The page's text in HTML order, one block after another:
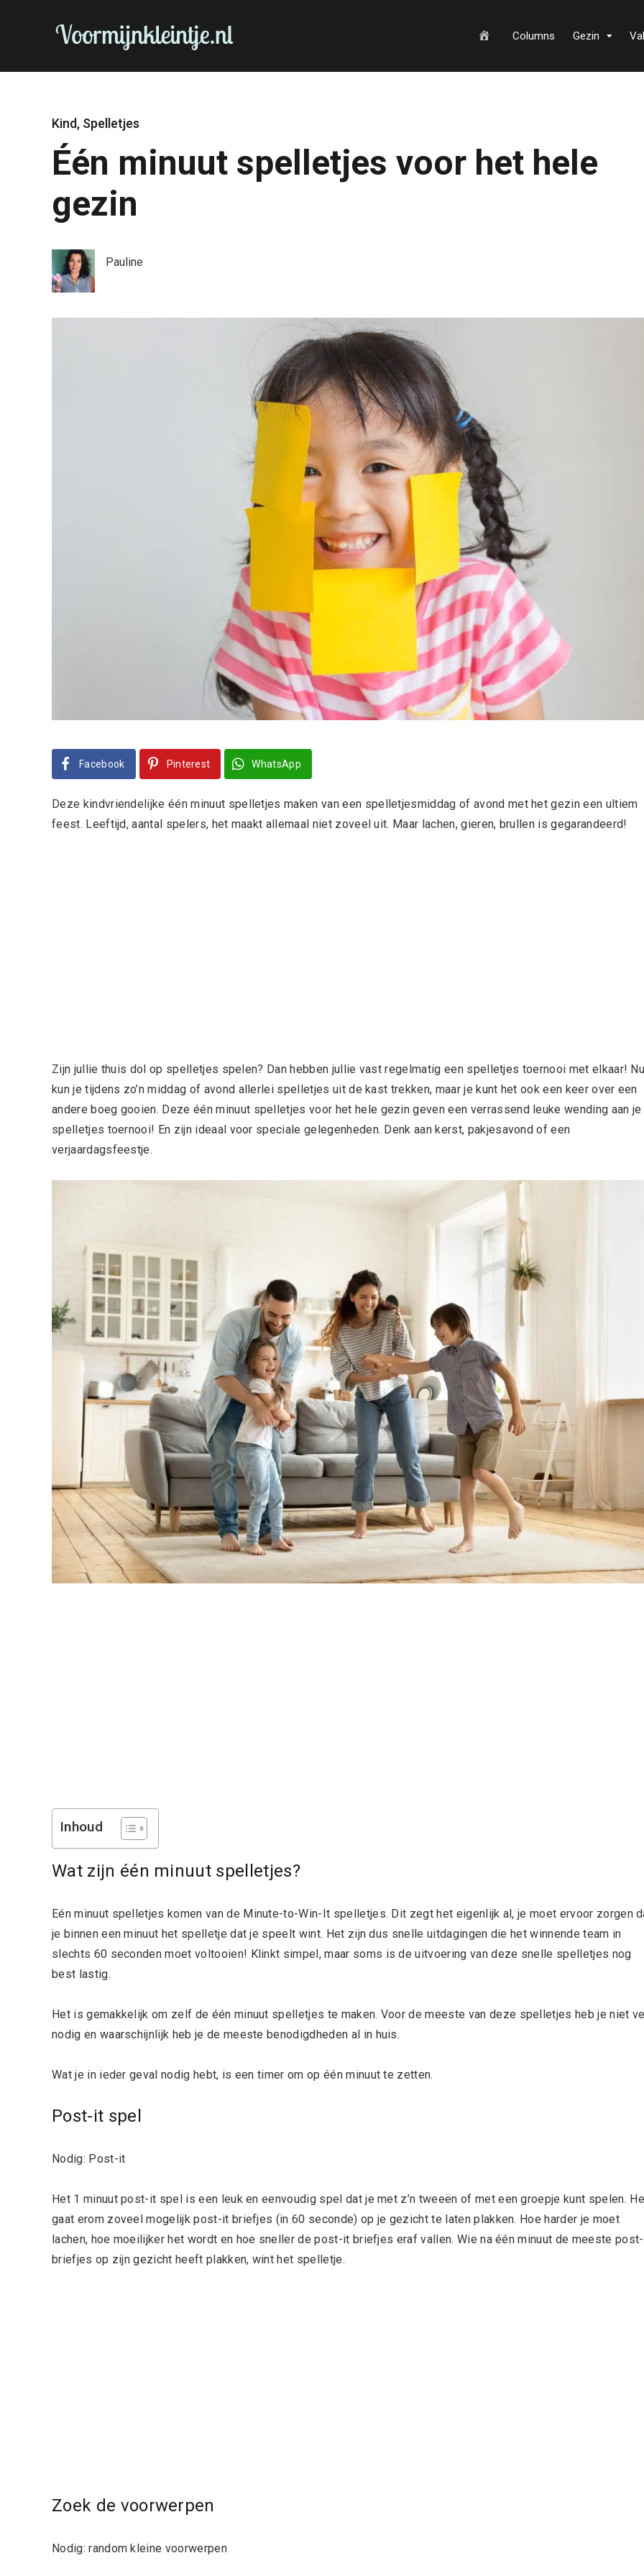
m
Columns Gezin
Kind, Spelletjes
Één minuut spelletjes voor het hele
gezin
Pauline
Facebook Pinterest WhatsApp
Deze kindvriendelijke één minuut spelletjes maken van een spelletjesmiddag of avond met het gezin een ultiem
feest. Leeftijd, aantal spelers, het maakt allemaal niet zoveel uit. Maar lachen, gieren, brullen is gegarandeerd!
Zijn jullie thuis dol op spelletjes spelen? Dan hebben jullie vast regelmatig een spelletjes toernooi met elkaar!
kun je tijdens zo’n middag of avond allerlei spelletjes uit de kast trekken, maar je kunt het ook een keer over een
andere boeg gooien. Deze één minuut spelletjes voor het hele gezin geven een verrassend leuke wending aan je
spelletjes toernooi! En zijn ideaal voor speciale gelegenheden. Denk aan kerst, pakjesavond of een
verjaardagsfeestje.
Inhoud
Wat zijn één minuut spelletjes?
Eén minuut spelletjes komen van de Minute-to-Win-It spelletjes. Dit zegt het eigenlijk al, je moet ervoor zorgen
je binnen een minuut het spelletje dat je speelt wint. Het zijn dus snelle uitdagingen die het winnende team in
slechts 60 seconden moet voltooien! Klinkt simpel, maar soms is de uitvoering van deze snelle spelletjes nog
best lastig.
Het is gemakkelijk om zelf de één minuut spelletjes te maken. Voor de meeste van deze spelletjes heb je niet
nodig en waarschijnlijk heb je de meeste benodigdheden al in huis.
Wat je in ieder geval nodig hebt, is een timer om op één minuut te zetten.
Post-it spel
Nodig: Post-it
Het 1 minuut post-it spel is een leuk en eenvoudig spel dat je met z’n tweeën of met een groepje kunt spelen.
gaat erom zoveel mogelijk post-it briefjes (in 60 seconde) op je gezicht te laten plakken. Hoe harder je moet
lachen, hoe moeilijker het wordt en hoe sneller de post-it briefjes eraf vallen. Wie na één minuut de meeste
briefjes op zijn gezicht heeft plakken, wint het spelletje.
Zoek de voorwerpen
Nodig: random kleine voorwerpen